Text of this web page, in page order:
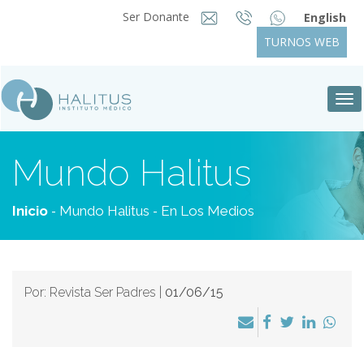
Ser Donante
English
TURNOS WEB
Mundo Halitus
Inicio - Mundo Halitus - En Los Medios
Por: Revista Ser Padres | 01/06/15